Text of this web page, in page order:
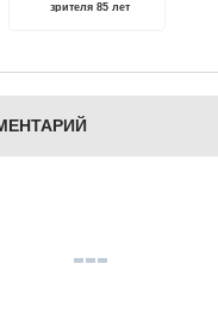
зрителя 85 лет